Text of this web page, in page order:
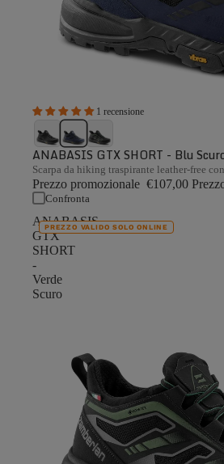
1 recensione
ANABASIS GTX SHORT - Blu
Scarpa da hiking traspirante leather-free
Prezzo promozionale €107,00
Confronta
ANABASIS
GTX
SHORT
-
Verde
Scuro
PREZZO VALIDO SOLO ONLINE